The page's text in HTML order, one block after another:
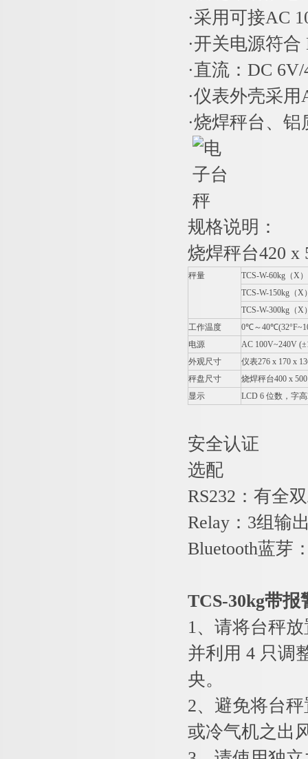
·采用可接AC
·开关电源符
·直流：DC
·仪表外壳采
·烧焊秤台、
规格说明：
烧焊秤台420 x
秤量 TCS-W-60kg （X
TCS-W-150kg （
TCS-W-300kg （
工作温度
0℃～
电源
AC 100V~240V
外观尺寸
仪表276 x 170 x
秤盘尺寸
烧焊秤台400 x
显示
LCD 6 位数，字
安全认证
选配
RS232 ：有全
Relay ：3组输
Bluetooth蓝芽
TCS-30kg带报
1、请将台秤
并利用 4 只调
央。
2、避免将台
或冷气机之出